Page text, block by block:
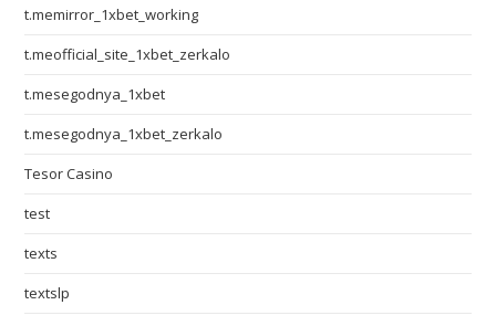
t.memirror_1xbet_working
t.meofficial_site_1xbet_zerkalo
t.mesegodnya_1xbet
t.mesegodnya_1xbet_zerkalo
Tesor Casino
test
texts
textslp